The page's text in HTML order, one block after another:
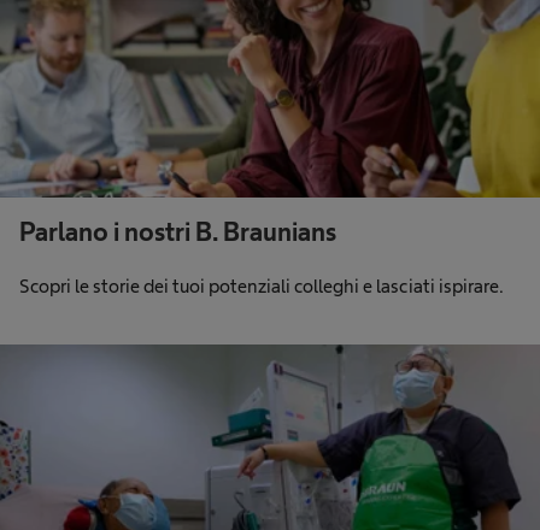
Parlano i nostri B. Braunians
Scopri le storie dei tuoi potenziali colleghi e lasciati ispirare.